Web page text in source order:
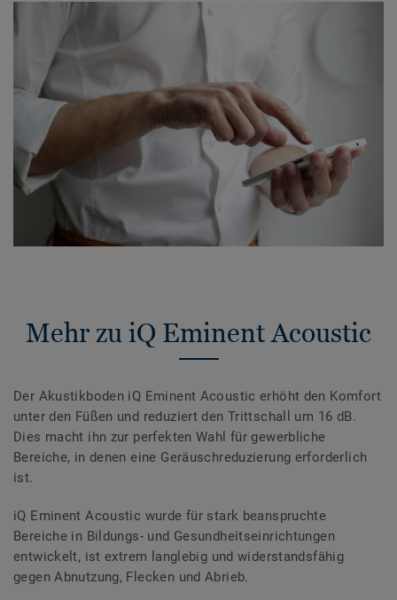
Mehr zu iQ Eminent Acoustic
Der Akustikboden iQ Eminent Acoustic erhöht den Komfort
unter den Füßen und reduziert den Trittschall um 16 dB.
Dies macht ihn zur perfekten Wahl für gewerbliche
Bereiche, in denen eine Geräuschreduzierung erforderlich
ist.
iQ Eminent Acoustic wurde für stark beanspruchte
Bereiche in Bildungs- und Gesundheitseinrichtungen
entwickelt, ist extrem langlebig und widerstandsfähig
gegen Abnutzung, Flecken und Abrieb.